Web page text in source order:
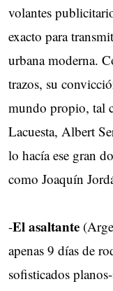
volantes
exacto para
urbana moderna.
trazos, su
mundo propio, tal
Lacuesta, Albert
lo hacía ese gran
como Joaquín
-El asaltante
apenas 9 días de
sofisticados